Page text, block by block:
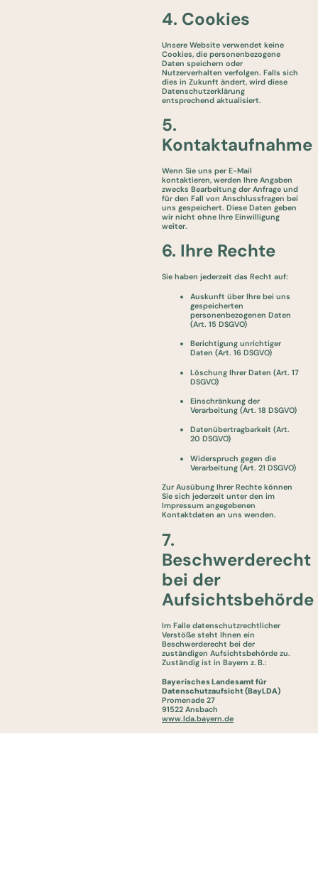
4. Cookies
Unsere Website verwendet keine
Cookies, die personenbezogene
Daten speichern oder
Nutzerverhalten verfolgen. Falls sich
dies in Zukunft ändert, wird diese
Datenschutzerklärung
entsprechend aktualisiert.
5.
Kontaktaufnahme
Wenn Sie uns per E-Mail
kontaktieren, werden Ihre Angaben
zwecks Bearbeitung der Anfrage und
für den Fall von Anschlussfragen bei
uns gespeichert. Diese Daten geben
wir nicht ohne Ihre Einwilligung
weiter.
6. Ihre Rechte
Sie haben jederzeit das Recht auf:
Auskunft über Ihre bei uns
gespeicherten
personenbezogenen Daten
(Art. 15 DSGVO)
Berichtigung unrichtiger
Daten (Art. 16 DSGVO)
Löschung Ihrer Daten (Art. 17
DSGVO)
Einschränkung der
Verarbeitung (Art. 18 DSGVO)
Datenübertragbarkeit (Art.
20 DSGVO)
Widerspruch gegen die
Verarbeitung (Art. 21 DSGVO)
Zur Ausübung Ihrer Rechte können
Sie sich jederzeit unter den im
Impressum angegebenen
Kontaktdaten an uns wenden.
7.
Beschwerderecht
bei der
Aufsichtsbehörde
Im Falle datenschutzrechtlicher
Verstöße steht Ihnen ein
Beschwerderecht bei der
zuständigen Aufsichtsbehörde zu.
Zuständig ist in Bayern z. B.:
Bayerisches Landesamt für
Datenschutzaufsicht (BayLDA)
Promenade 27
91522 Ansbach
www.lda.bayern.de